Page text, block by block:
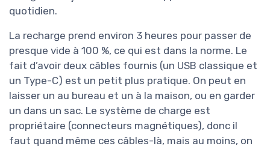
quotidien.
La recharge prend environ 3 heures pour passer de
presque vide à 100 %, ce qui est dans la norme. Le
fait d’avoir deux câbles fournis (un USB classique et
un Type-C) est un petit plus pratique. On peut en
laisser un au bureau et un à la maison, ou en garder
un dans un sac. Le système de charge est
propriétaire (connecteurs magnétiques), donc il
faut quand même ces câbles-là, mais au moins, on